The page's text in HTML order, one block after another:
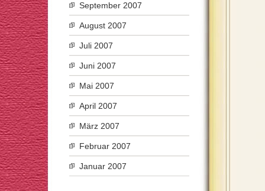
September 2007
August 2007
Juli 2007
Juni 2007
Mai 2007
April 2007
März 2007
Februar 2007
Januar 2007